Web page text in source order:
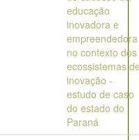
educação
inovadora e
empreendedora
no contexto dos
ecossistemas
inovação -
estudo de caso
do estado do
Paraná